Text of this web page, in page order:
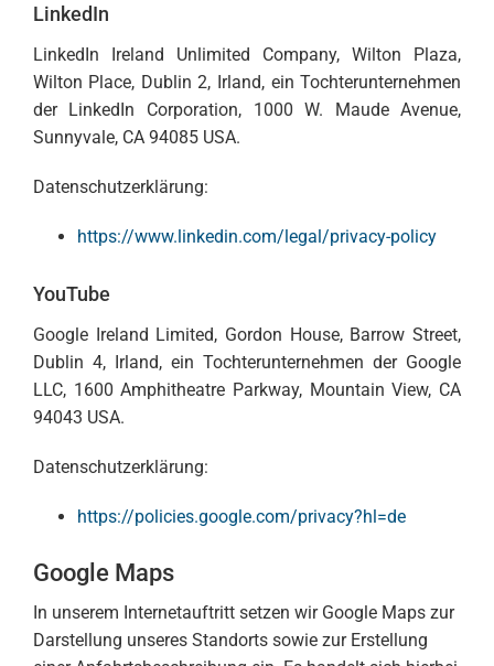
LinkedIn
LinkedIn Ireland Unlimited Company, Wilton Plaza,
Wilton Place, Dublin 2, Irland, ein Tochterunternehmen
der LinkedIn Corporation, 1000 W. Maude Avenue,
Sunnyvale, CA 94085 USA.
Datenschutzerklärung:
https://www.linkedin.com/legal/privacy-policy
YouTube
Google Ireland Limited, Gordon House, Barrow Street,
Dublin 4, Irland, ein Tochterunternehmen der Google
LLC, 1600 Amphitheatre Parkway, Mountain View, CA
94043 USA.
Datenschutzerklärung:
https://policies.google.com/privacy?hl=de
Google Maps
In unserem Internetauftritt setzen wir Google Maps zur
Darstellung unseres Standorts sowie zur Erstellung